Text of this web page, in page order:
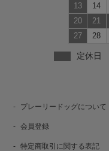
13
14
20
21
27
28
定休日
プレーリードッグについて
会員登録
特定商取引に関する表記